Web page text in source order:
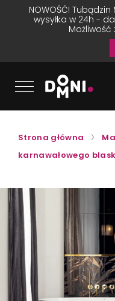
NOWOŚĆ!
wysyłka w 24h -
Strona główna
karnawałowego